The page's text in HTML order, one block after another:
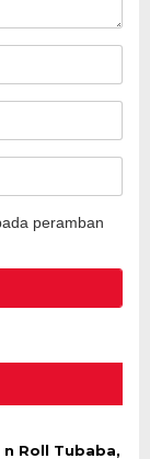
peramban
n Roll Tubaba,